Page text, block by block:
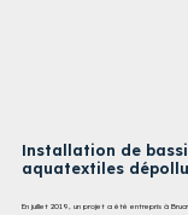
Installation de
aquatextiles
En juillet 2019, un projet a été entrepris à